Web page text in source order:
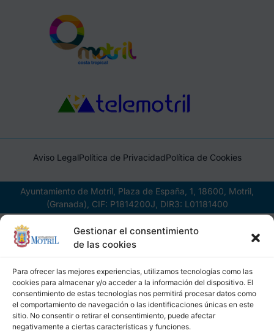
Gestionar el consentimiento
de las cookies
Para ofrecer las mejores experiencias, utilizamos tecnologías como las
cookies para almacenar y/o acceder a la información del dispositivo. El
consentimiento de estas tecnologías nos permitirá procesar datos como
el comportamiento de navegación o las identificaciones únicas en este
sitio. No consentir o retirar el consentimiento, puede afectar
negativamente a ciertas características y funciones.
Aviso LegalPolítica de PrivacidadPolítica de Cookies
Ayuntamiento de Motril, Plaza de España, 1, 18600, Motril,
(Granada), CIF: P1814200J, DIR3: L01181400